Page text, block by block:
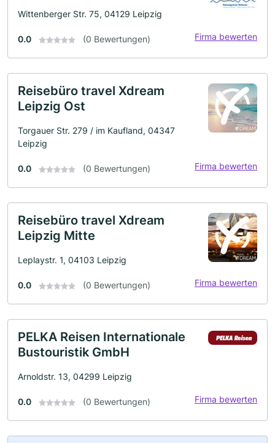
Wittenberger Str. 75, 04129 Leipzig
0.0 (0 Bewertungen) Firma bewerten
Reisebüro travel Xdream
Leipzig Ost
Torgauer Str. 279 / im Kaufland, 04347
Leipzig
0.0 (0 Bewertungen) Firma bewerten
Reisebüro travel Xdream
Leipzig Mitte
Leplaystr. 1, 04103 Leipzig
0.0 (0 Bewertungen) Firma bewerten
PELKA Reisen Internationale
Bustouristik GmbH
Arnoldstr. 13, 04299 Leipzig
0.0 (0 Bewertungen) Firma bewerten